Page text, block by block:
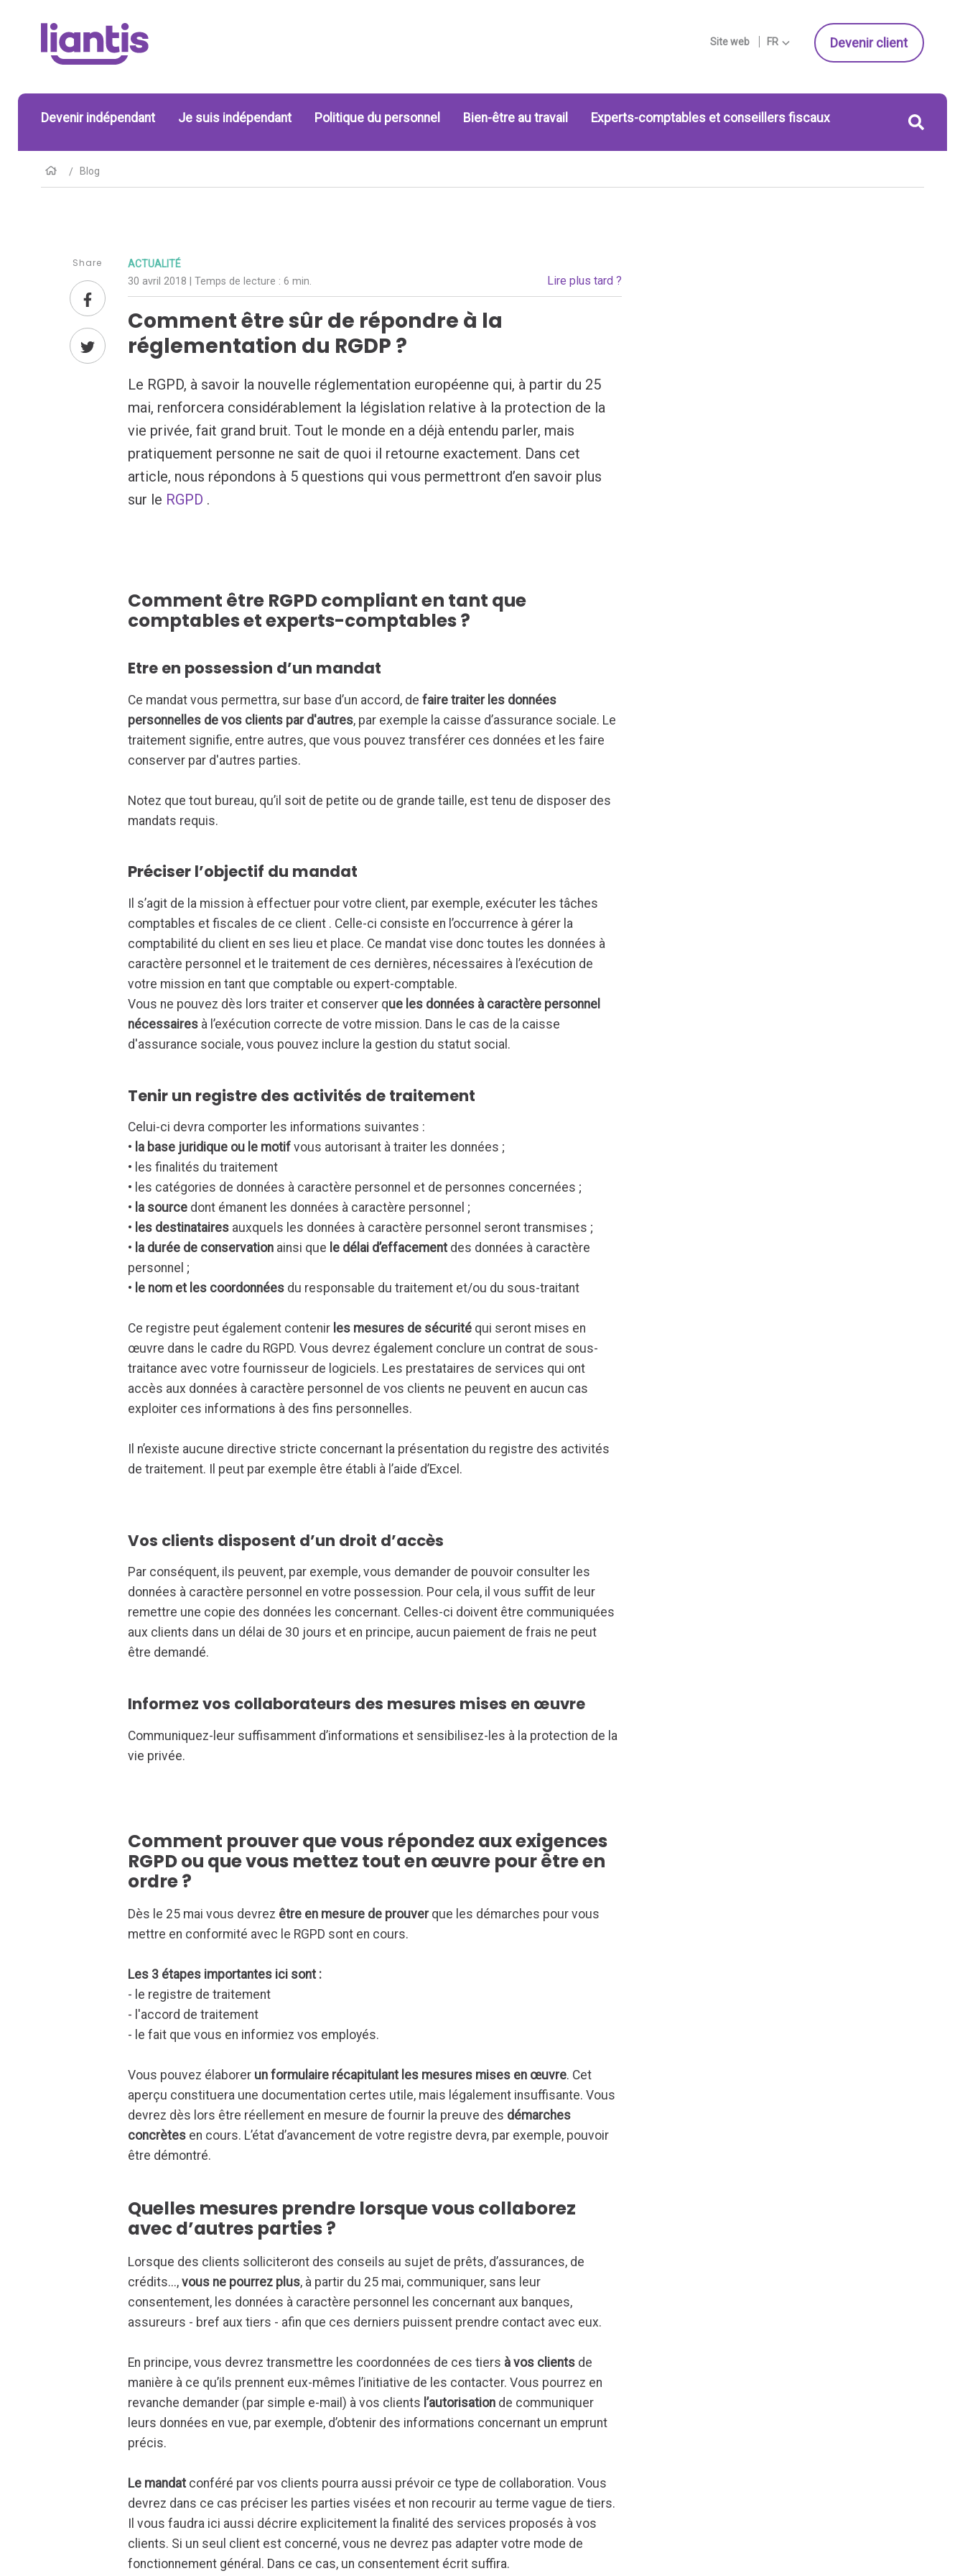
Site web FR Devenir client
Devenir indépendant Je suis indépendant Politique du personnel Bien-être au travail Experts-comptables et conseillers fiscaux
Blog
Share ACTUALITÉ
30 avril 2018 | Temps de lecture :6 min. Lire plus tard ?
Comment être sûr de répondre à la
réglementation du RGDP ?
Le RGPD, à savoir la nouvelle réglementation européenne qui, à partir du 25
mai, renforcera considérablement la législation relative à la protection de la
vie privée, fait grand bruit. Tout le monde en a déjà entendu parler, mais
pratiquement personne ne sait de quoi il retourne exactement. Dans cet
article, nous répondons à 5 questions qui vous permettront d’en savoir plus
sur le RGPD .
Comment être RGPD compliant en tant que
comptables et experts-comptables ?
Etre en possession d’un mandat
Ce mandat vous permettra, sur base d’un accord, defaire traiter les données
personnelles de vos clients par d'autres, par exemple la caisse d’assurance sociale. Le
traitement signifie, entre autres, que vous pouvez transférer ces données et les faire
conserver par d'autres parties.
Notez que tout bureau, qu’il soit de petite ou de grande taille, est tenu de disposer des
mandats requis.
Préciser l’objectif du mandat
Il s’agit de la mission à effectuer pour votre client, par exemple, exécuter les tâches
comptables et fiscales de ce client . Celle-ci consiste en l’occurrence à gérer la
comptabilité du client en ses lieu et place. Ce mandat vise donc toutes les données à
caractère personnel et le traitement de ces dernières, nécessaires à l’exécution de
votre mission en tant que comptable ou expert-comptable.
Vous ne pouvez dès lors traiter et conserver que les données à caractère personnel
nécessaires à l’exécution correcte de votre mission. Dans le cas de la caisse
d'assurance sociale, vous pouvez inclure la gestion du statut social.
Tenir un registre des activités de traitement
Celui-ci devra comporter les informations suivantes :
• la base juridique ou le motif vous autorisant à traiter les données ;
• les finalités du traitement
• les catégories de données à caractère personnel et de personnes concernées ;
• la source dont émanent les données à caractère personnel ;
• les destinataires auxquels les données à caractère personnel seront transmises ;
• la durée de conservation ainsi que le délai d’effacement des données à caractère
personnel ;
• le nom et les coordonnées du responsable du traitement et/ou du sous-traitant
Ce registre peut également contenir les mesures de sécurité qui seront mises en
œuvre dans le cadre du RGPD. Vous devrez également conclure un contrat de sous-
traitance avec votre fournisseur de logiciels. Les prestataires de services qui ont
accès aux données à caractère personnel de vos clients ne peuvent en aucun cas
exploiter ces informations à des fins personnelles.
Il n’existe aucune directive stricte concernant la présentation du registre des activités
de traitement. Il peut par exemple être établi à l’aide d’Excel.
Vos clients disposent d’un droit d’accès
Par conséquent, ils peuvent, par exemple, vous demander de pouvoir consulter les
données à caractère personnel en votre possession. Pour cela, il vous suffit de leur
remettre une copie des données les concernant. Celles-ci doivent être communiquées
aux clients dans un délai de 30 jours et en principe, aucun paiement de frais ne peut
être demandé.
Informez vos collaborateurs des mesures mises en œuvre
Communiquez-leur suffisamment d’informations et sensibilisez-les à la protection de la
vie privée.
Comment prouver que vous répondez aux exigences
RGPD ou que vous mettez tout en œuvre pour être en
ordre ?
Dès le 25 mai vous devrez être en mesure de prouverque les démarches pour vous
mettre en conformité avec le RGPD sont en cours.
Les 3 étapes importantes ici sont :
- le registre de traitement
- l'accord de traitement
- le fait que vous en informiez vos employés.
Vous pouvez élaborer un formulaire récapitulant les mesures mises en œuvre. Cet
aperçu constituera une documentation certes utile, mais légalement insuffisante. Vous
devrez dès lors être réellement en mesure de fournir la preuve des démarches
concrètes en cours. L’état d’avancement de votre registre devra, par exemple, pouvoir
être démontré.
Quelles mesures prendre lorsque vous collaborez
avec d’autres parties ?
Lorsque des clients solliciteront des conseils au sujet de prêts, d’assurances, de
crédits...,vous ne pourrez plus, à partir du 25 mai, communiquer, sans leur
consentement, les données à caractère personnel les concernant aux banques,
assureurs - bref aux tiers - afin que ces derniers puissent prendre contact avec eux.
En principe, vous devrez transmettre les coordonnées de ces tiers à vos clients de
manière à ce qu’ils prennent eux-mêmes l’initiative de les contacter. Vous pourrez en
revanche demander (par simple e-mail) à vos clients l’autorisation de communiquer
leurs données en vue, par exemple, d’obtenir des informations concernant un emprunt
précis.
Le mandat conféré par vos clients pourra aussi prévoir ce type de collaboration. Vous
devrez dans ce cas préciser les parties visées et non recourir au terme vague de tiers.
Il vous faudra ici aussi décrire explicitement la finalité des services proposés à vos
clients. Si un seul client est concerné, vous ne devrez pas adapter votre mode de
fonctionnement général. Dans ce cas, un consentement écrit suffira.